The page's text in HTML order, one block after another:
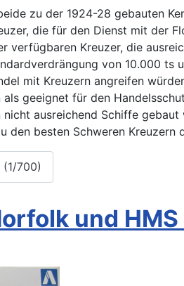
zu der 1924-28 gebauten
die für den Dienst mit der
Kreuzer, die
von 10.000
mit Kreuzern angreifen
geeignet für den
ausreichend Schiffe
den besten Schweren Kreuzern
700)
und